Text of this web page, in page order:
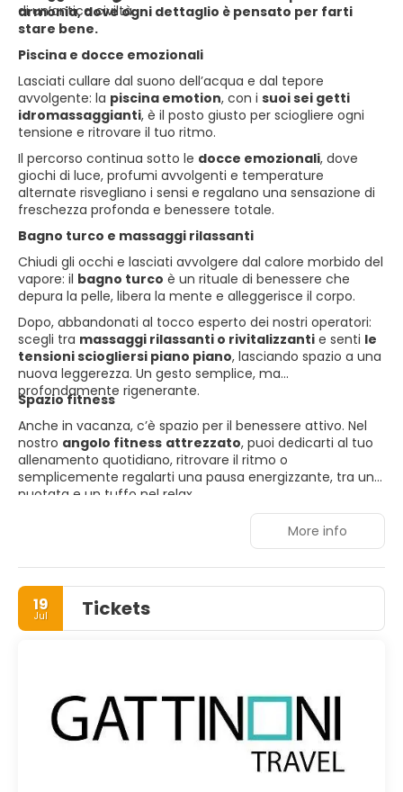
di un’antica civiltà.
armonia, dove ogni dettaglio è pensato per farti
stare bene.
Piscina e docce emozionali
Lasciati cullare dal suono dell’acqua e dal tepore
avvolgente: la piscina emotion, con i suoi sei getti
idromassaggianti, è il posto giusto per sciogliere ogni
tensione e ritrovare il tuo ritmo.
Il percorso continua sotto le docce emozionali, dove
giochi di luce, profumi avvolgenti e temperature
alternate risvegliano i sensi e regalano una sensazione di
freschezza profonda e benessere totale.
Bagno turco e massaggi rilassanti
Chiudi gli occhi e lasciati avvolgere dal calore morbido del
vapore: il bagno turco è un rituale di benessere che
depura la pelle, libera la mente e alleggerisce il corpo.
Dopo, abbandonati al tocco esperto dei nostri operatori:
scegli tra massaggi rilassanti o rivitalizzanti e senti le
tensioni sciogliersi piano piano, lasciando spazio a una
nuova leggerezza. Un gesto semplice, ma
profondamente rigenerante.
Spazio fitness
Anche in vacanza, c’è spazio per il benessere attivo. Nel
nostro angolo fitness attrezzato, puoi dedicarti al tuo
allenamento quotidiano, ritrovare il ritmo o
semplicemente regalarti una pausa energizzante, tra una
nuotata e un tuffo nel relax.
More info
19
Jul Tickets